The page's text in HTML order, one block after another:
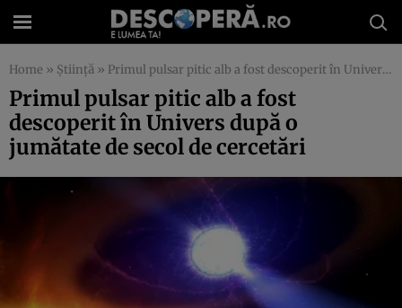
Home » Știință » Primul pulsar pitic alb a fost descoperit în Univers după o jumătate de secol de cercetări
Primul pulsar pitic alb a fost
descoperit în Univers după o
jumătate de secol de cercetări